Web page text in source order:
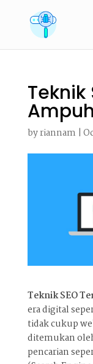
Teknik
byriannam |
Teknik SEO
era digital
tidak cukup
ditemukan
pencarian